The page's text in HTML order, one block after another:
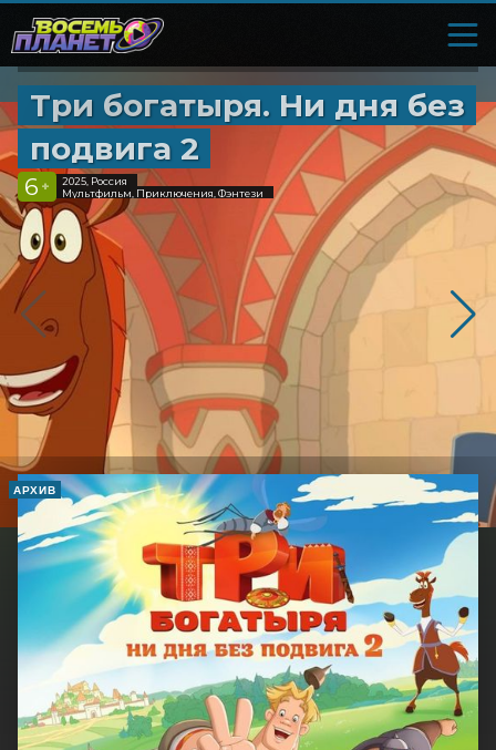
Три богатыря. Ни дня без
подвига 2
6 +
2025, Россия
Мультфильм, Приключения, Фэнтези
АРХИВ